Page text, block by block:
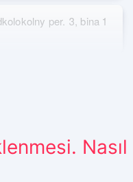
per. 3, bina 1
Nasıl